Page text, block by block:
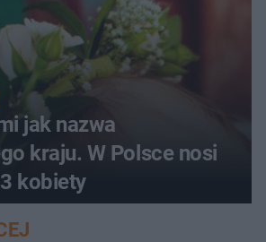
jak nazwa
kraju. W Polsce nosi
kobiety